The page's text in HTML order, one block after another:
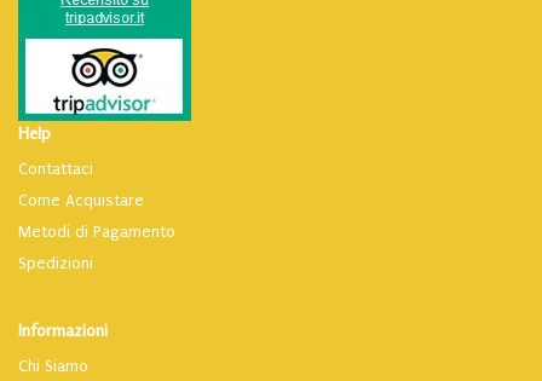
Help
Contattaci
Come Acquistare
Metodi di Pagamento
Spedizioni
Informazioni
Chi Siamo